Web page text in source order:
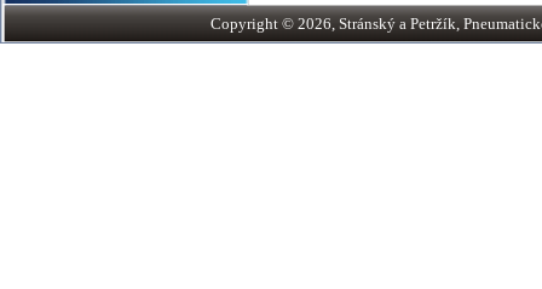
Copyright © 2026, Stránský a Petržík,